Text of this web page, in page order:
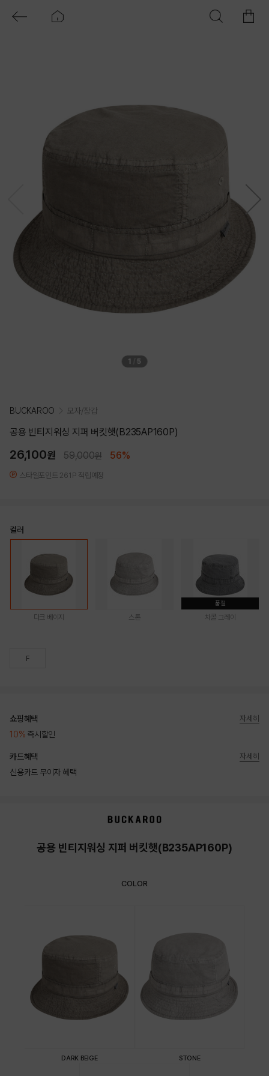
1 5
BUCKAROO 모자/장갑
공용 빈티지워싱 지퍼 버킷햇(B235AP160P)
26,100원 59,000원 56%
스타일포인트 261P 적립예정
컬러
다크 베이지 스톤
품절
차콜 그레이
F
쇼핑혜택
10% 즉시할인
자세히
카드혜택
신용카드 무이자 혜택
자세히
공용 빈티지워싱 지퍼 버킷햇(B235AP160P)
COLOR
DARK BEIGE STONE